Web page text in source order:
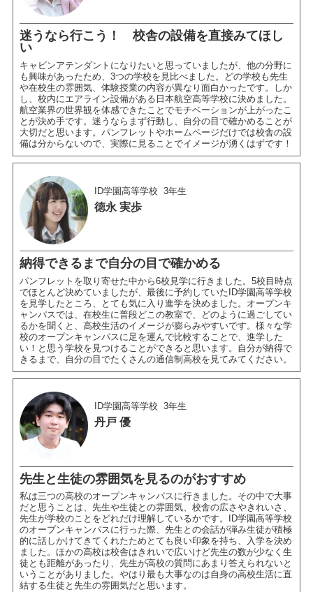
迷うなら行こう！ 校舎の設備を直接みてほし
い
キャビンアテンダントになりたいと思っていましたが、他の分野に
も興味があったため、3つの学校を見比べました。どの学校も先生
や在校生の雰囲気、体験授業の内容が異なり面白かったです。しか
し、校内にエアライン設備がある日本航空高等学校に決めました。
航空業界の世界観を体感できたことでモチベーションが上がったこ
とが決め手です。迷うならまず行動し、自分の目で確かめることが
大切だと思います。パンフレットやホームページだけでは校舎の設
備は分からないので、実際に見ることでイメージが湧くはずです！
ID学園高等学校 3年生
徳永 実歩
納得できるまで自分の目で確かめる
パンフレットを取り寄せた中から6校見学に行きました。5校目時点
でほとんど決めていましたが、最後に予約していたID学園高等学校
を見学したところ、とても気に入り進学を決めました。オープンキ
ャンパスでは、在校生に普段どこの教室で、どのように過ごしてい
るかを聞くと、高校生活のイメージが膨らみやすいです。様々な学
校のオープンキャンパスに足を運んで比較することで、進学した
い！と思う学校を見つけることができると思います。自分が納得で
きるまで、自分の目でたくさんの通信制高校を見てみてください。
ID学園高等学校 3年生
丹戸 優
先生と生徒の雰囲気を見るのがおすすめ
私は三つの高校のオープンキャンパスに行きました。その中で大事
だと思うことは、先生や生徒との雰囲気、校舎の広さやきれいさ、
先生が学校のことをどれだけ理解しているかです。ID学園高等学校
のオープンキャンパスに行った際、先生との会話が弾み生徒が積極
的に話しかけてきてくれたためとても良い印象を持ち、入学を決め
ました。ほかの高校は校舎はきれいで広いけど先生の数が少なく生
徒とも距離があったり、先生が高校の質問にあまり答えられないと
いうことがありました。やはり最も大事なのは自身の高校生活に直
結する生徒と先生の雰囲気だと思います。